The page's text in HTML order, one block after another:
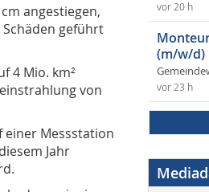
angestiegen,
geführt
4 Mio. km²
von
Messstation
Jahr
den kostenlosen
Newsletter!
„eiskalt servierte“
vor 20 h
(m/w/d)
vor 23 h